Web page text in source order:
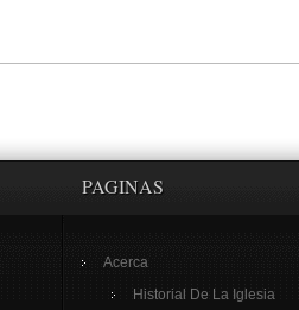
PAGINAS
Acerca
Historial De La Iglesia